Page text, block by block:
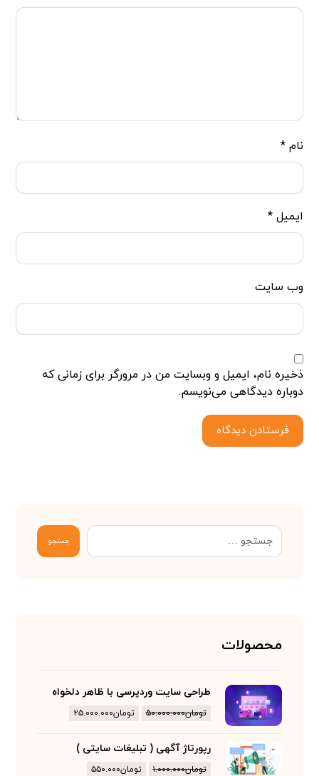
نام*
ایمیل*
وب‌ سایت
ذخیره نام، ایمیل و وبسایت من در مرورگر برای زمانی که
دوباره دیدگاهی می‌نویسم.
فرستادن دیدگاه
جستجو
محصولات
طراحی سایت وردپرسی با ظاهر دلخواه
تومان۵۰.۰۰۰.۰۰۰ تومان۲۵.۰۰۰.۰۰۰
رپورتاژ آگهی ( تبلیغات سایتی )
تومان۱.۰۰۰.۰۰۰ تومان۵۵۰.۰۰۰